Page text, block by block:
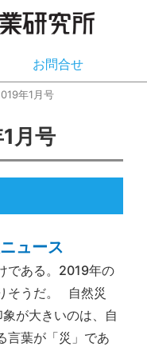
お問合せ
年1月号
月号
ュース
である。2019年の
そうだ。 自然災
が大きいのは、自
言葉が「災」であ